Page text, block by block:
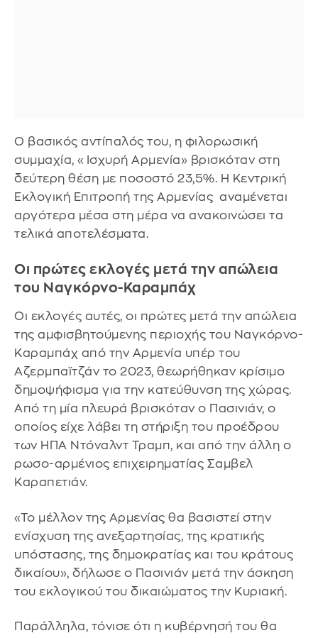
Ο βασικός αντίπαλός του, η φιλορωσική
συμμαχία, «Ισχυρή Αρμενία» βρισκόταν στη
δεύτερη θέση με ποσοστό 23,5%. Η Κεντρική
Εκλογική Επιτροπή της Αρμενίας αναμένεται
αργότερα μέσα στη μέρα να ανακοινώσει τα
τελικά αποτελέσματα.
Οι πρώτες εκλογές μετά την απώλεια
του Ναγκόρνο-Καραμπάχ
Οι εκλογές αυτές, οι πρώτες μετά την απώλεια
της αμφισβητούμενης περιοχής του Ναγκόρνο-
Καραμπάχ από την Αρμενία υπέρ του
Αζερμπαϊτζάν το 2023, θεωρήθηκαν κρίσιμο
δημοψήφισμα για την κατεύθυνση της χώρας.
Από τη μία πλευρά βρισκόταν ο Πασινιάν, ο
οποίος είχε λάβει τη στήριξη του προέδρου
των ΗΠΑ Ντόναλντ Τραμπ, και από την άλλη ο
ρωσο-αρμένιος επιχειρηματίας Σαμβελ
Καραπετιάν.
«Το μέλλον της Αρμενίας θα βασιστεί στην
ενίσχυση της ανεξαρτησίας, της κρατικής
υπόστασης, της δημοκρατίας και του κράτους
δικαίου», δήλωσε ο Πασινιάν μετά την άσκηση
του εκλογικού του δικαιώματος την Κυριακή.
Παράλληλα, τόνισε ότι η κυβέρνησή του θα